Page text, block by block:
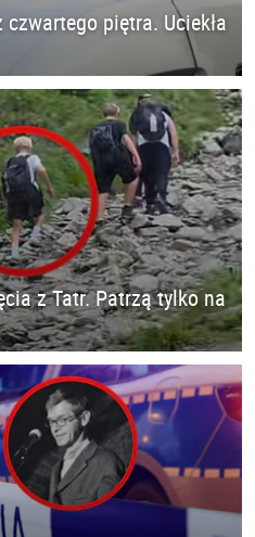
piętra. Uciekła
z Tatr. Patrzą tylko na